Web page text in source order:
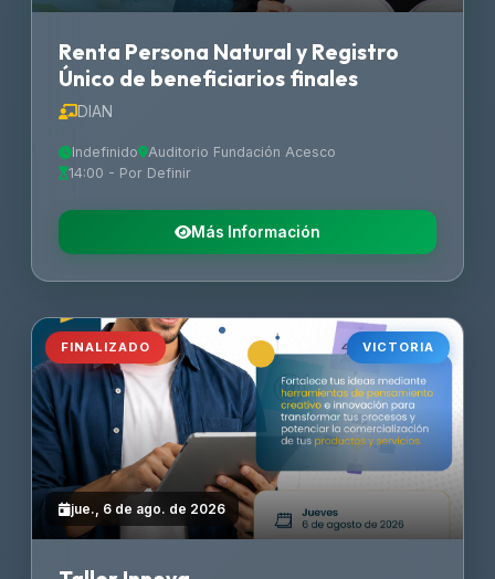
Renta Persona Natural y Registro
Único de beneficiarios finales
DIAN
Indefinido
Auditorio Fundación Acesco
14:00 - Por Definir
Más Información
VICTORIA
jue., 6 de ago. de 2026
FINALIZADO